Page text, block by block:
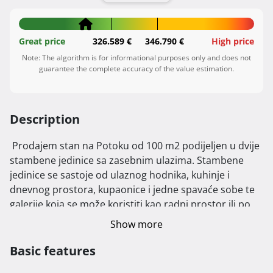
Great price 326.589 € 346.790 € High price
Note: The algorithm is for informational purposes only and does not
guarantee the complete accuracy of the value estimation.
Description
stambene jedinice sa zasebnim ulazima. Stambene
jedinice se sastoje od ulaznog hodnika, kuhinje i
dnevnog prostora, kupaonice i jedne spavaće sobe te
galerije koja se može koristiti kao radni prostor ili po
potrebi namjestiti za spavanje.
dugoročnog najma. Ugovori o najmu mogu se preuzeti
Show more
Basic features